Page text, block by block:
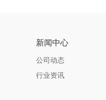
新闻中心
公司动态
行业资讯